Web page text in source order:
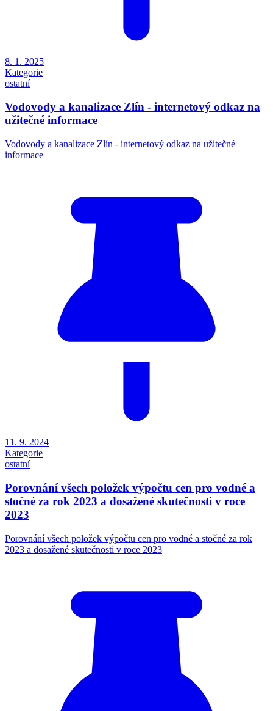
8. 1. 2025
Kategorie
ostatní
Vodovody a kanalizace Zlín - internetový odkaz na
užitečné informace
Vodovody a kanalizace Zlín - internetový odkaz na užitečné
informace
11. 9. 2024
Kategorie
ostatní
Porovnání všech položek výpočtu cen pro vodné a
stočné za rok 2023 a dosažené skutečnosti v roce
2023
Porovnání všech položek výpočtu cen pro vodné a stočné za rok
2023 a dosažené skutečnosti v roce 2023